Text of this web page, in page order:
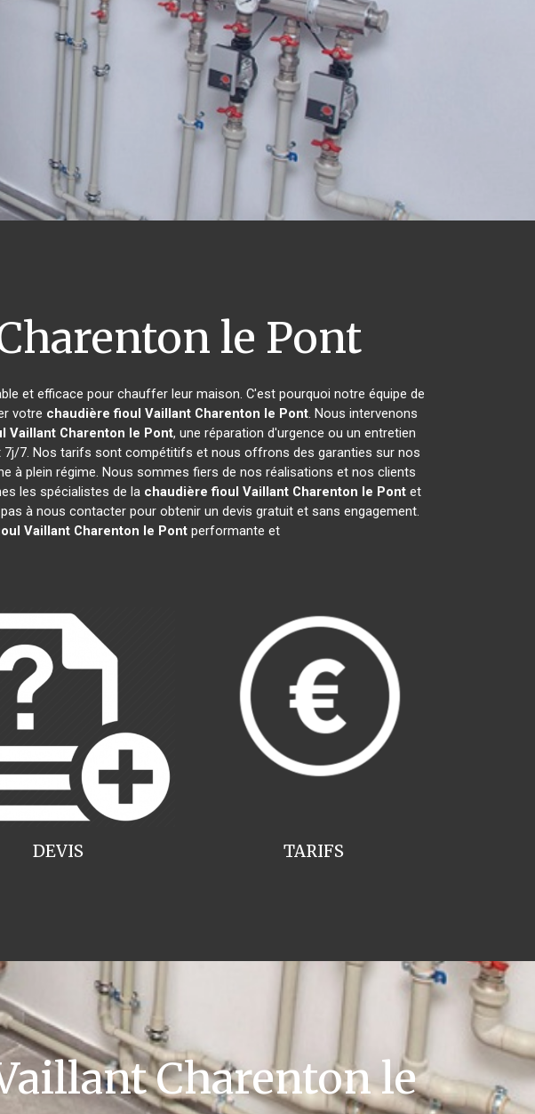
le Pont
et efficace pour chauffer leur maison. C'est pourquoi notre équipe de
votre chaudière fioul Vaillant Charenton le Pont. Nous intervenons
Vaillant Charenton le Pont, une réparation d'urgence ou un entretien
7. Nos tarifs sont compétitifs et nous offrons des garanties sur nos
à plein régime. Nous sommes fiers de nos réalisations et nos clients
les spécialistes de la chaudière fioul Vaillant Charenton le Pont et
à nous contacter pour obtenir un devis gratuit et sans engagement.
Vaillant Charenton le Pontperformante et
TARIFS
DEVIS
Charenton le